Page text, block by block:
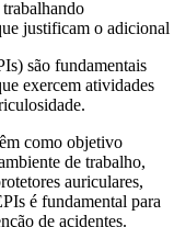
justificam o
são fundamentais
exercem atividades
como objetivo
de trabalho,
auriculares,
é fundamental para
de acidentes.